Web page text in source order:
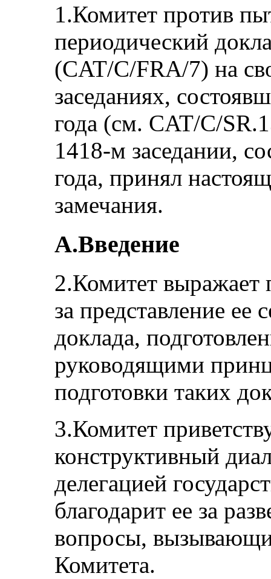
1.Комитет против
периодический
(CAT/C/FRA/7) на
заседаниях,
года (см. CAT/C/
1418-м заседании,
года, принял
замечания.
A.Введение
2.Комитет выражает
за представление ее
доклада,
руководящими
подготовки таких
3.Комитет
конструктивный
делегацией
благодарит ее за
вопросы,
Комитета.